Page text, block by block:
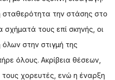
σταθερότητα την στάσης στο
τους επί σκηνής, οι
στην στιγμή της
όλους. Ακρίβεια θέσεων,
χορευτές, ενώ η έναρξη